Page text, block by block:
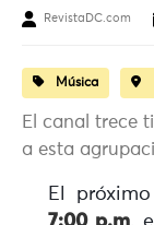
RevistaDC.com
Música
El canal trece
a esta
El